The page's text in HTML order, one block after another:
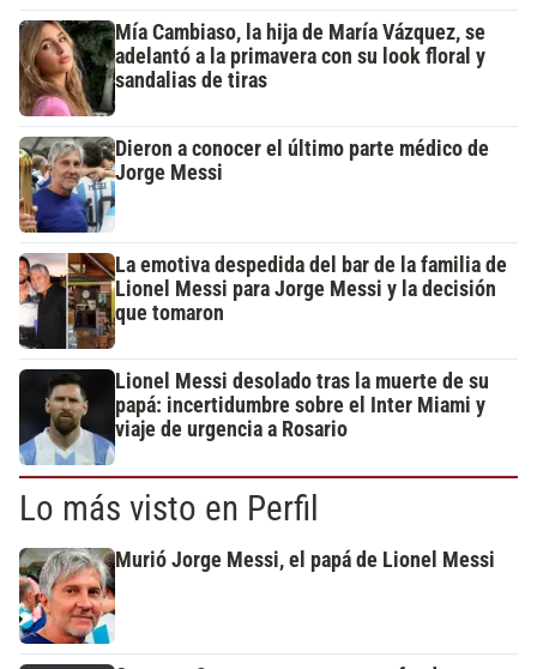
Mía Cambiaso, la hija de María Vázquez, se
adelantó a la primavera con su look floral y
sandalias de tiras
Dieron a conocer el último parte médico de
Jorge Messi
La emotiva despedida del bar de la familia de
Lionel Messi para Jorge Messi y la decisión
que tomaron
Lionel Messi desolado tras la muerte de su
papá: incertidumbre sobre el Inter Miami y
viaje de urgencia a Rosario
Lo más visto en Perfil
Murió Jorge Messi, el papá de Lionel Messi